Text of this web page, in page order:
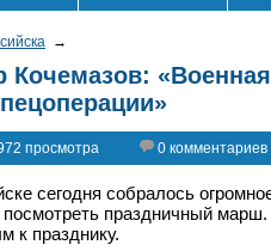
→
Кочемазов:
просмотра 0 комментариев
сегодня собралось
праздничный
к празднику.